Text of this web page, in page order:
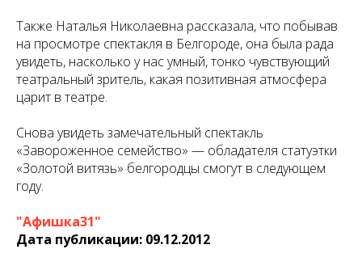
Также Наталья Николаевна рассказала, что побывав
на просмотре спектакля в Белгороде, она была рада
увидеть, насколько у нас умный, тонко чувствующий
театральный зритель, какая позитивная атмосфера
царит в театре.
Снова увидеть замечательный спектакль
«Завороженное семейство» — обладателя статуэтки
«Золотой витязь» белгородцы смогут в следующем
году.
"Афишка31"
Дата публикации: 09.12.2012